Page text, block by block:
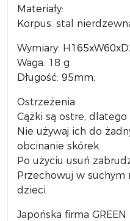
Materiały:
Korpus: stal
Wymiary:
Waga: 18 g
Długość: 95mm;
Ostrzeżenia:
Cążki są ostre,
Nie używaj ich do
obcinanie skórek.
Po użyciu usuń
Przechowuj w suchym
dzieci.
Japońska firma